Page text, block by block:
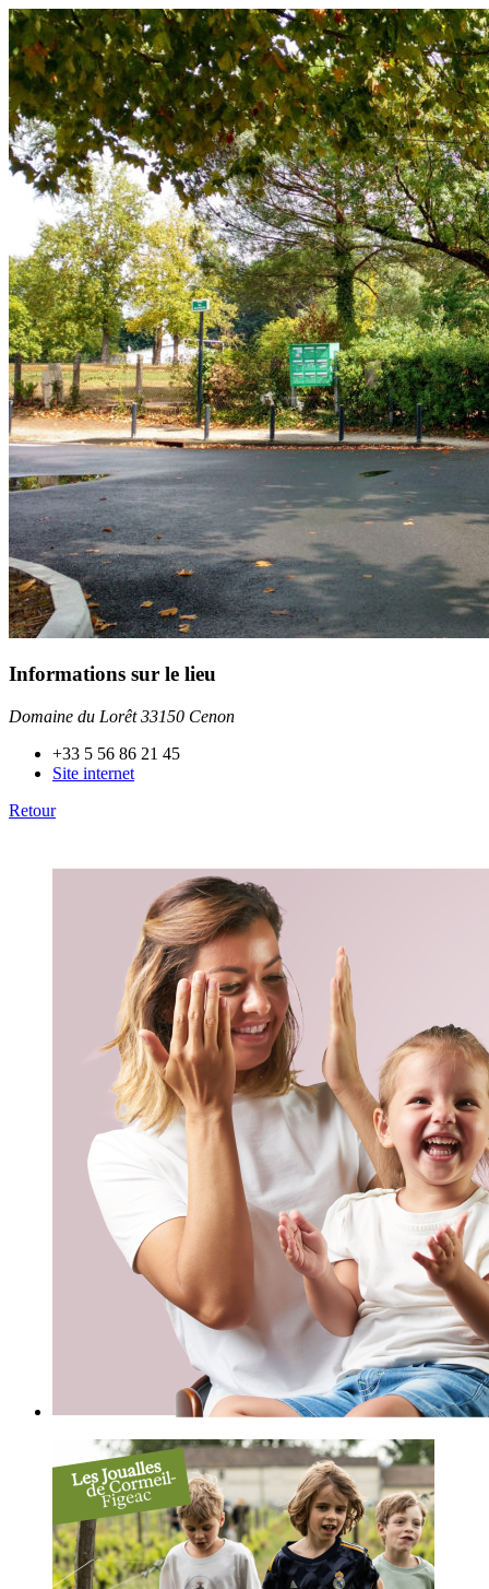
Informations sur le lieu
Domaine du Lorêt 33150 Cenon
+33 5 56 86 21 45
Site internet
Retour